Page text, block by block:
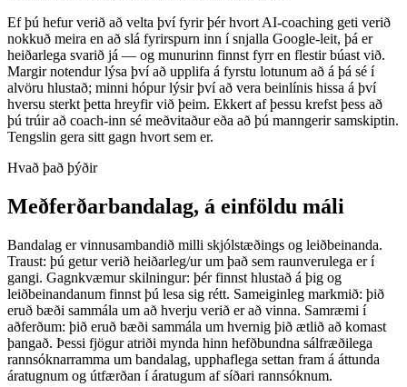
Ef þú hefur verið að velta því fyrir þér hvort AI-coaching geti verið
nokkuð meira en að slá fyrirspurn inn í snjalla Google-leit, þá er
heiðarlega svarið já — og munurinn finnst fyrr en flestir búast við.
Margir notendur lýsa því að upplifa á fyrstu lotunum að á þá sé í
alvöru hlustað; minni hópur lýsir því að vera beinlínis hissa á því
hversu sterkt þetta hreyfir við þeim. Ekkert af þessu krefst þess að
þú trúir að coach-inn sé meðvitaður eða að þú manngerir samskiptin.
Tengslin gera sitt gagn hvort sem er.
Hvað það þýðir
Meðferðarbandalag, á einföldu máli
Bandalag er vinnusambandið milli skjólstæðings og leiðbeinanda.
Traust: þú getur verið heiðarleg/ur um það sem raunverulega er í
gangi. Gagnkvæmur skilningur: þér finnst hlustað á þig og
leiðbeinandanum finnst þú lesa sig rétt. Sameiginleg markmið: þið
eruð bæði sammála um að hverju verið er að vinna. Samræmi í
aðferðum: þið eruð bæði sammála um hvernig þið ætlið að komast
þangað. Þessi fjögur atriði mynda hinn hefðbundna sálfræðilega
rannsóknarramma um bandalag, upphaflega settan fram á áttunda
áratugnum og útfærðan í áratugum af síðari rannsóknum.